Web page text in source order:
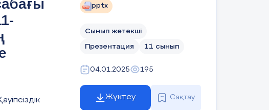
бала өміріне қауіптілігін түсіндіру;
бағыттағы секталардың ұстанымдарын ажыратуға
сүйетін, отанын, тілін, ата-бабасының дінін қастерлей
pptx
Сынып жетекші
Презентация 11 сынып
04.01.2025 195
Жүктеу Сақтау